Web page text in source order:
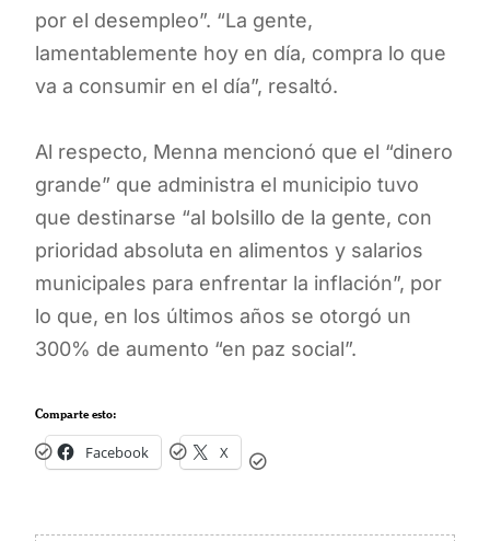
por el desempleo”. “La gente,
lamentablemente hoy en día, compra lo que
va a consumir en el día”, resaltó.
Al respecto, Menna mencionó que el “dinero
grande” que administra el municipio tuvo
que destinarse “al bolsillo de la gente, con
prioridad absoluta en alimentos y salarios
municipales para enfrentar la inflación”, por
lo que, en los últimos años se otorgó un
300% de aumento “en paz social”.
Comparte esto:
Facebook X